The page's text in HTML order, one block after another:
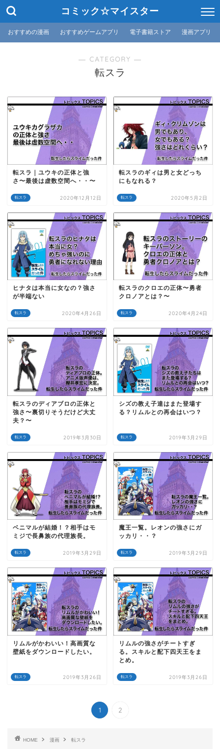
コミック☆マイスター
おすすめの漫画 おすすめゲームアプリ 電子書籍ストア 漫画アプリ
― CATEGORY ―
転スラ
転スラ
転スラ｜ユウキの正体と強
さ〜最後は虚数空間へ・・〜
2020年12月12日 転スラ
転スラのギィは男と女どっち
にもなれる？
2020年5月2日
転スラ
ヒナタは本当に女なの？強さ
が半端ない
2020年4月26日 転スラ
転スラのクロエの正体〜勇者
クロノアとは？〜
2020年4月24日
転スラ
転スラのディアブロの正体と
強さ〜裏切りそうだけど大丈
夫？〜
2019年3月30日 転スラ
シズの教え子達はまた登場す
る？リムルとの再会はいつ？
2019年3月29日
転スラ
ベニマルが結婚！？相手はモ
ミジで長鼻族の代理族長。
2019年3月29日 転スラ
魔王一覧。レオンの強さにガ
ッカリ・・？
2019年3月29日
転スラ
リムルがかわいい！高画質な
壁紙をダウンロードしたい。
2019年3月26日 転スラ
リムルの強さがチートすぎ
る。スキルと配下四天王をま
とめ。
2019年3月26日
1 2
HOME 漫画 転スラ